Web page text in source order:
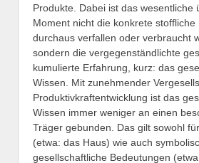
Produkte. Dabei ist das wesentliche
Moment nicht die konkrete stoffliche
durchaus verfallen oder verbraucht
sondern die vergegenständlichte
kumulierte Erfahrung, kurz: das
Wissen. Mit zunehmender
Produktivkraftentwicklung ist das
Wissen immer weniger an einen
Träger gebunden. Das gilt sowohl
(etwa: das Haus) wie auch
gesellschaftliche Bedeutungen